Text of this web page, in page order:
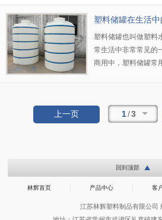
护就可以，生产过程
的焊缝进行检测，设
塑料储罐在生活中
塑料储罐也叫做塑料
常生活中非常常见的
商用中，塑料储罐常
上一页 1/3
回到顶部
林辉首页 产品中心 客
江苏林辉塑料制品有限公司